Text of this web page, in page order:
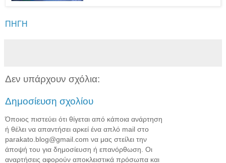
ΠΗΓΗ
Δεν υπάρχουν σχόλια:
Δημοσίευση σχολίου
Όποιος πιστεύει ότι θίγεται από κάποια ανάρτηση
ή θέλει να απαντήσει αρκεί ένα απλό mail στο
parakato.blog@gmail.com να μας στείλει την
άποψή του για δημοσίευση ή επανόρθωση. Οι
αναρτήσεις αφορούν αποκλειστικά πρόσωπα και